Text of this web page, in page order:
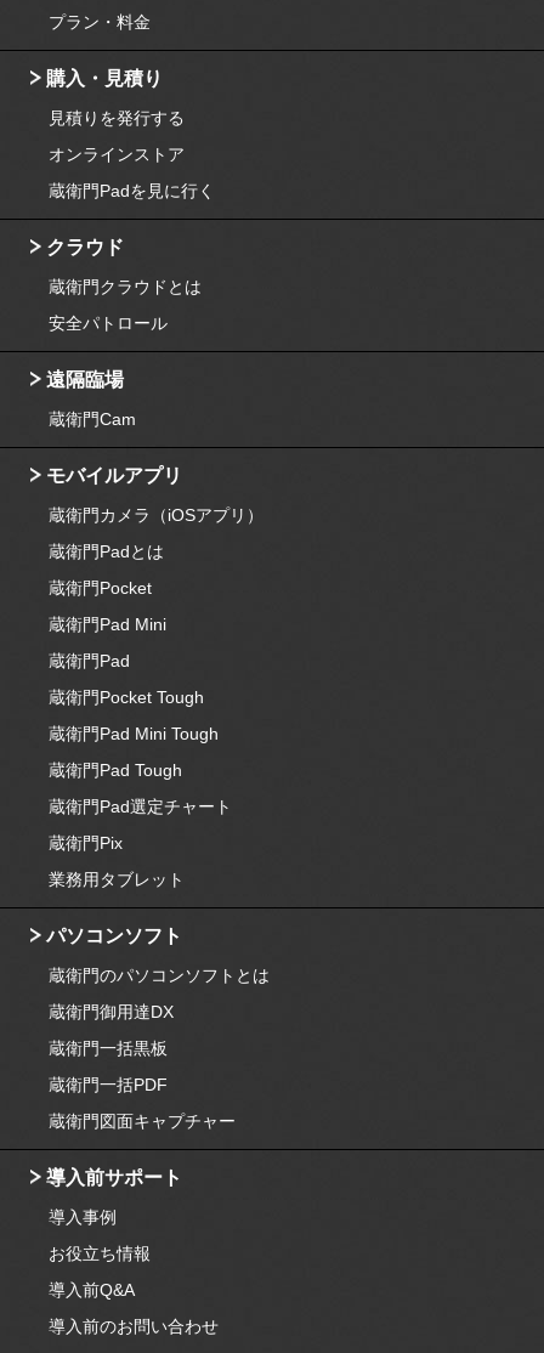
プラン・料金
購入・見積り
見積りを発行する
オンラインストア
蔵衛門Padを見に行く
クラウド
蔵衛門クラウドとは
安全パトロール
遠隔臨場
蔵衛門Cam
モバイルアプリ
蔵衛門カメラ（iOSアプリ）
蔵衛門Padとは
蔵衛門Pocket
蔵衛門Pad Mini
蔵衛門Pad
蔵衛門Pocket Tough
蔵衛門Pad Mini Tough
蔵衛門Pad Tough
蔵衛門Pad選定チャート
蔵衛門Pix
業務用タブレット
パソコンソフト
蔵衛門のパソコンソフトとは
蔵衛門御用達DX
蔵衛門一括黒板
蔵衛門一括PDF
蔵衛門図面キャプチャー
導入前サポート
導入事例
お役立ち情報
導入前Q&A
導入前のお問い合わせ